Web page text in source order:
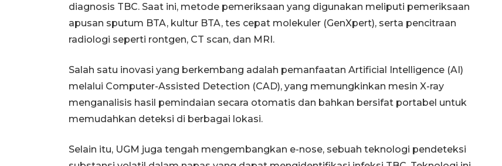
diagnosis TBC. Saat ini, metode pemeriksaan yang digunakan meliputi pemeriksaan
apusan sputum BTA, kultur BTA, tes cepat molekuler (GenXpert), serta pencitraan
radiologi seperti rontgen, CT scan, dan MRI.
Salah satu inovasi yang berkembang adalah pemanfaatan Artificial Intelligence (AI)
melalui Computer-Assisted Detection (CAD), yang memungkinkan mesin X-ray
menganalisis hasil pemindaian secara otomatis dan bahkan bersifat portabel untuk
memudahkan deteksi di berbagai lokasi.
Selain itu, UGM juga tengah mengembangkan e-nose, sebuah teknologi pendeteksi